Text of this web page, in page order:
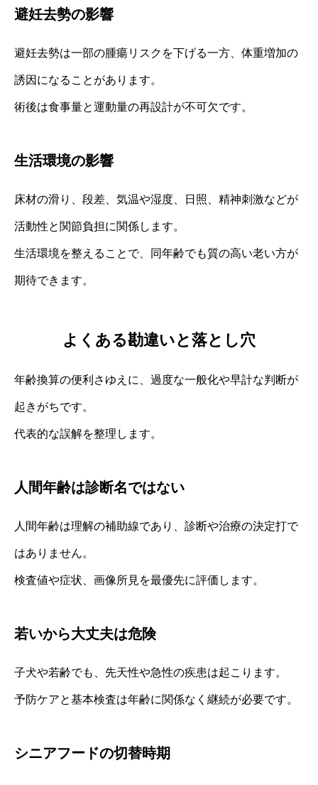
避妊去勢の影響
避妊去勢は一部の腫瘍リスクを下げる一方、体重増加の
誘因になることがあります。
術後は食事量と運動量の再設計が不可欠です。
生活環境の影響
床材の滑り、段差、気温や湿度、日照、精神刺激などが
活動性と関節負担に関係します。
生活環境を整えることで、同年齢でも質の高い老い方が
期待できます。
よくある勘違いと落とし穴
年齢換算の便利さゆえに、過度な一般化や早計な判断が
起きがちです。
代表的な誤解を整理します。
人間年齢は診断名ではない
人間年齢は理解の補助線であり、診断や治療の決定打で
はありません。
検査値や症状、画像所見を最優先に評価します。
若いから大丈夫は危険
子犬や若齢でも、先天性や急性の疾患は起こります。
予防ケアと基本検査は年齢に関係なく継続が必要です。
シニアフードの切替時期